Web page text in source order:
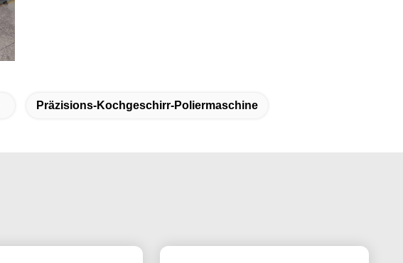
Präzisions-Kochgeschirr-Poliermaschine